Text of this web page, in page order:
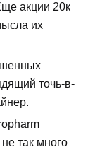
акции 20к
их
точь-в-
так много